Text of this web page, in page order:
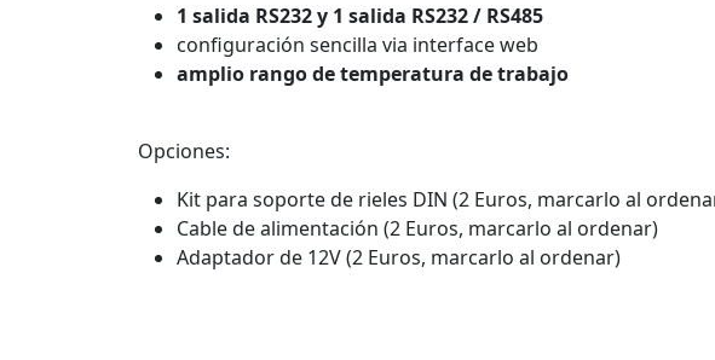
1 salida RS232 y 1 salida RS232 / RS485
configuración sencilla via interface web
amplio rango de temperatura de trabajo
Opciones:
Kit para soporte de rieles DIN (2 Euros, marcarlo al
Cable de alimentación (2 Euros, marcarlo al ordenar)
Adaptador de 12V (2 Euros, marcarlo al ordenar)